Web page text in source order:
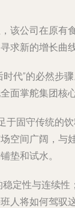
公司在原有
求新的增长曲线
代”的必然步
面掌舵集团核
固守传统的
空间广阔，与
垫和试水。
定性与连续
将如何驾驭